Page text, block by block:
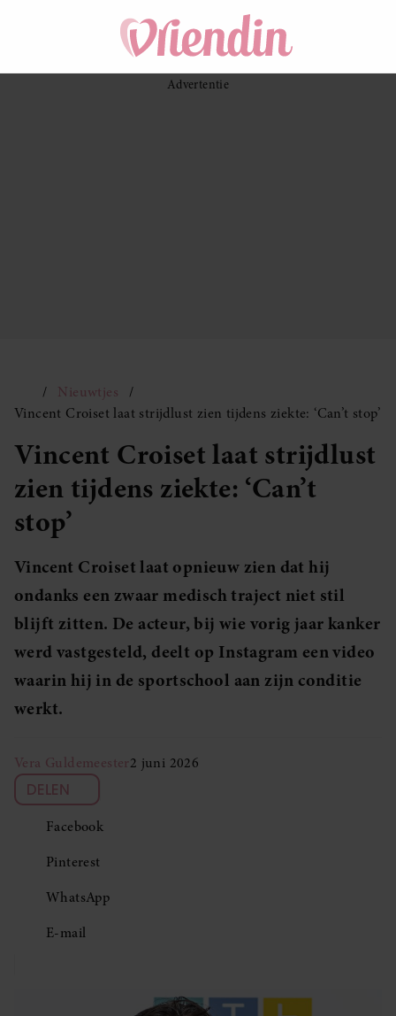
Nieuwtjes
Vincent Croiset laat strijdlust zien tijdens ziekte: ‘Can’t stop’
Vincent Croiset laat strijdlust
zien tijdens ziekte: ‘Can’t
stop’
Vincent Croiset laat opnieuw zien dat hij
ondanks een zwaar medisch traject niet stil
blijft zitten. De acteur, bij wie vorig jaar kanker
werd vastgesteld, deelt op Instagram een video
waarin hij in de sportschool aan zijn conditie
werkt.
Vera Guldemeester2 juni 2026
DELEN
Facebook
Pinterest
WhatsApp
E-mail